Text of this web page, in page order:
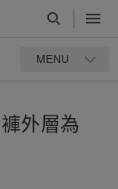
MENU
外層為